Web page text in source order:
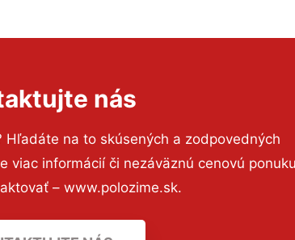
nás
Hľadáte na to skúsených a zodpovedných
viac informácií či nezáväznú cenovú
– www.polozime.sk.